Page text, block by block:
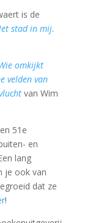
is de
stad in mij.
omkijkt
velden van
van Wim
51e
en
lang
je ook van
dat ze
!